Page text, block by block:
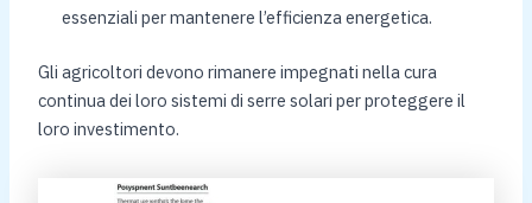
essenziali per mantenere l’efficienza energetica.
Gli agricoltori devono rimanere impegnati nella cura
continua dei loro sistemi di serre solari per proteggere il
loro investimento.